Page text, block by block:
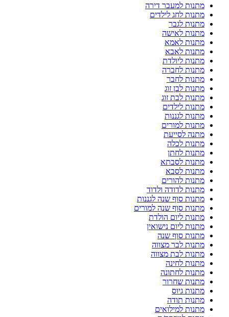
מתנות למעבר דירה
מתנות לחג לילדים
מתנות לגבר
מתנות לאישה
מתנות לאמא
מתנות לאבא
מתנות ליולדת
מתנות לחברה
מתנות לחבר
מתנות לבן זוג
מתנות לבת זוג
מתנות לילדים
מתנות לגננות
מתנות למורים
מתנה לסייעת
מתנות לכלה
מתנות לחתן
מתנות לסבתא
מתנות לסבא
מתנות להורים
מתנות לדודה ולדוד
מתנות סוף שנה לגננות
מתנות סוף שנה למורים
מתנות ליום הולדת
מתנות ליום נישואין
מתנות סוף שנה
מתנות לבר מצווה
מתנות לבת מצווה
מתנות לחינה
מתנות לחתונה
מתנות שחרור
מתנות גיוס
מתנות תודה
מתנות למילואים